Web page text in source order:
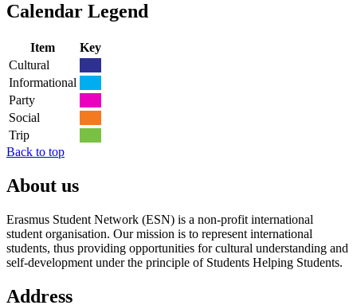
Calendar Legend
Item
Key
Cultural
Informational
Party
Social
Trip
Back to top
About us
Erasmus Student Network (ESN) is a non-profit international
student organisation. Our mission is to represent international
students, thus providing opportunities for cultural understanding and
self-development under the principle of Students Helping Students.
Address